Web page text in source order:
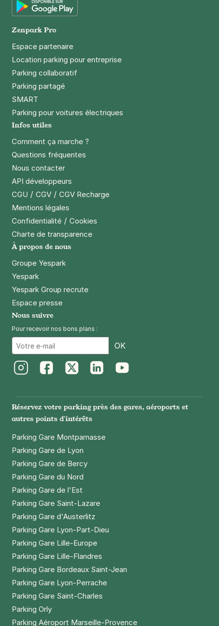
Zenpark Pro
Espace partenaire
Location parking pour entreprise
Parking collaboratif
Parking partagé
SMART
Parking pour voitures électriques
Infos utiles
Comment ça marche ?
Questions fréquentes
Nous contacter
API développeurs
CGU / CGV / CGV Recharge
Mentions légales
Confidentialité / Cookies
Charte de transparence
À propos de nous
Groupe Yespark
Yespark
Yespark Group recrute
Espace presse
Nous suivre
Pour recevoir nos bons plans :
OK
Réservez votre parking près des gares, aéroports et
autres points d'intérêts
Parking Gare Montparnasse
Parking Gare de Lyon
Parking Gare de Bercy
Parking Gare du Nord
Parking Gare de l'Est
Parking Gare Saint-Lazare
Parking Gare d'Austerlitz
Parking Gare Lyon-Part-Dieu
Parking Gare Lille-Europe
Parking Gare Lille-Flandres
Parking Gare Bordeaux Saint-Jean
Parking Gare Lyon-Perrache
Parking Gare Saint-Charles
Parking Orly
Parking Aéroport Marseille-Provence